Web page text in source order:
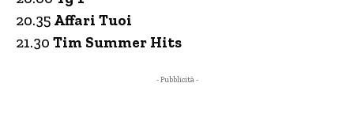
20.35 Affari Tuoi
21.30 Tim Summer Hits
- Pubblicità -